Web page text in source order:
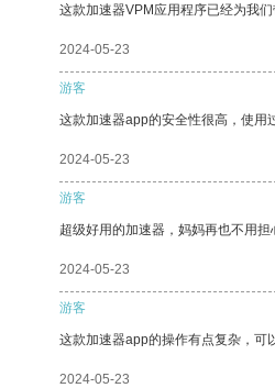
这款加速器VPM应用程序已经为我们
2024-05-23
游客
这款加速器app的安全性很高，使用
2024-05-23
游客
超级好用的加速器，妈妈再也不用担
2024-05-23
游客
这款加速器app的操作有点复杂，可
2024-05-23